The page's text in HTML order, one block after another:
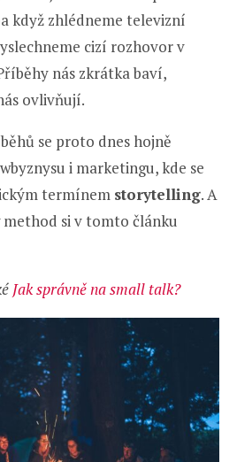
když zhlédneme televizní
cizí rozhovor v
nás zkrátka baví,
ovlivňují.
se proto dnes hojně
i marketingu, kde se
termínem storytelling. A
si v tomto článku
Jak správně na small talk?